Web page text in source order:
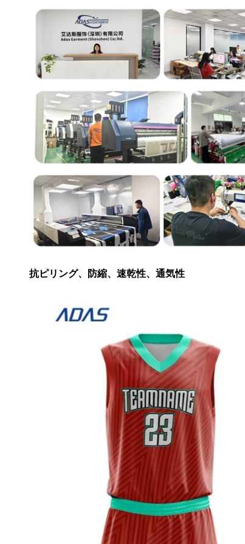
抗ピリング、防縮、速乾性、通気性